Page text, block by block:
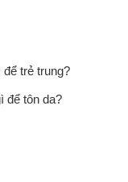
trẻ trung?
để tôn da?